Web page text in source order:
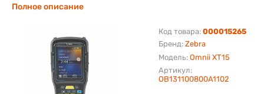
Бренд: Zebra
Модель: Omnii XT15
Код товара: 000015265
Артикул:
OB131100800A1102
Полное описание